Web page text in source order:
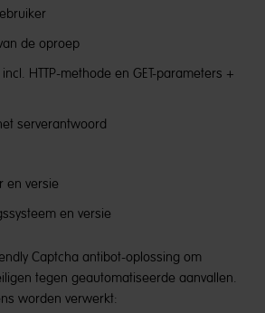
de oproep
HTTP-methode en GET-parameters +
serverantwoord
en versie
en versie
Captcha antibot-oplossing om
tegen geautomatiseerde aanvallen.
worden verwerkt: